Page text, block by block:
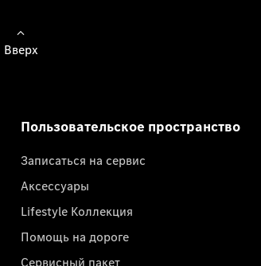
Вверх
Пользовательское пространство
Записаться на сервис
Аксессуары
Lifestyle Коллекция
Помощь на дороге
Сервисный пакет